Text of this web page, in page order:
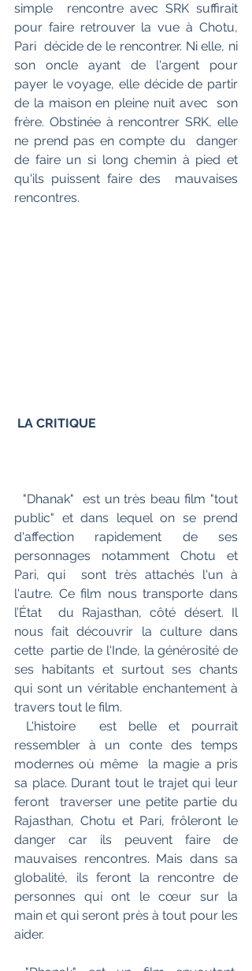
simple  rencontre avec SRK suffirait
pour faire retrouver la vue à Chotu,
Pari  décide de le rencontrer. Ni elle, ni
son oncle ayant de l'argent pour
payer le voyage, elle décide de partir
de la maison en pleine nuit avec  son
frère. Obstinée à rencontrer SRK, elle
ne prend pas en compte du  danger
de faire un si long chemin à pied et
qu'ils puissent faire des  mauvaises
rencontres.
LA CRITIQUE
public" et dans lequel on se prend
d'affection rapidement de ses
personnages notamment Chotu et
Pari, qui  sont très attachés l'un à
l'autre. Ce film nous transporte dans
l’État  du Rajasthan, côté désert. Il
nous fait découvrir la culture dans
cette  partie de l'Inde, la générosité de
ses habitants et surtout ses chants
qui sont un véritable enchantement à
travers tout le film.
ressembler à un conte des temps
modernes où même  la magie a pris
sa place. Durant tout le trajet qui leur
feront  traverser une petite partie du
Rajasthan, Chotu et Pari, frôleront le
danger car ils peuvent faire de
mauvaises rencontres. Mais dans sa
globalité, ils feront la rencontre de
personnes qui ont le cœur sur la
main et qui seront près à tout pour les
aider.